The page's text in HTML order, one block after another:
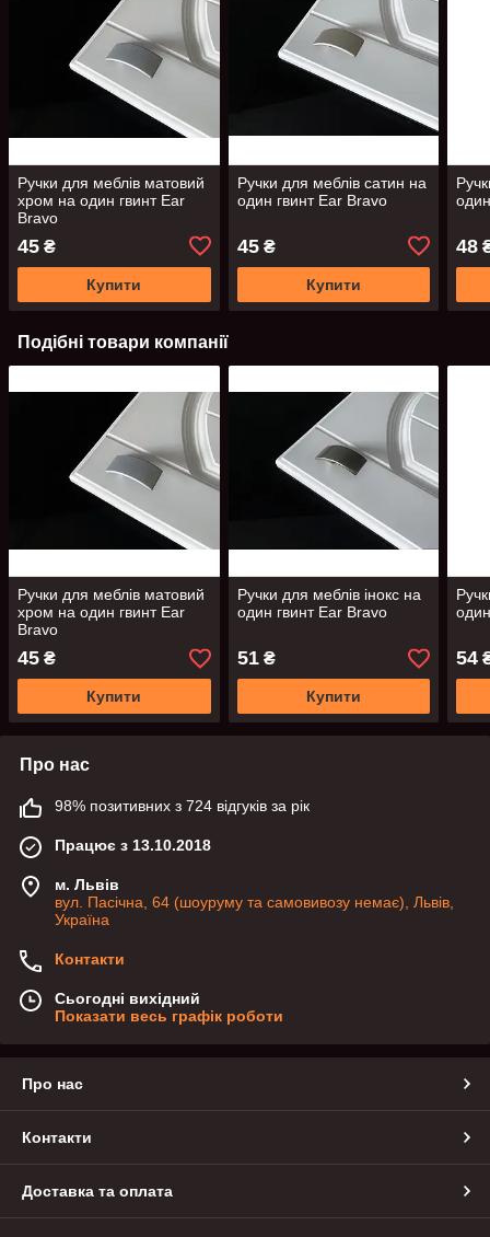
Ручки для меблів матовий
хром на один гвинт Ear
Bravo
45 ₴
Купити
Ручки для меблів сатин на
один гвинт Ear Bravo
45₴
Купити
48
Подібні товари компанії
Ручки для меблів матовий
хром на один гвинт Ear
Bravo
45 ₴
Купити
Ручки для меблів інокс на
один гвинт Ear Bravo
51₴
Купити
54
Про нас
98% позитивних з 724 відгуків за рік
Працює з 13.10.2018
м. Львів
вул. Пасічна, 64 (шоуруму та самовивозу немає), Львів,
Україна
Контакти
Сьогодні вихідний
Показати весь графік роботи
Про нас
Контакти
Доставка та оплата